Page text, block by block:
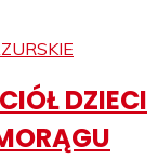
DZIECI